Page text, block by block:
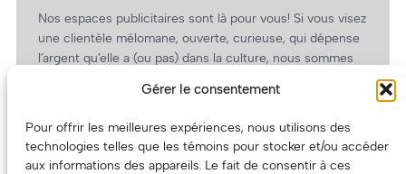
Gérer le consentement
Pour offrir les meilleures expériences, nous utilisons des
technologies telles que les témoins pour stocker et/ou accéder
aux informations des appareils. Le fait de consentir à ces
Nos espaces publicitaires sont là pour vous! Si vous visez
une clientèle mélomane, ouverte, curieuse, qui dépense
l’argent qu’elle a (ou pas) dans la culture, nous sommes
revient.
(Oui, on va avoir des tarifs spéciaux pour vous, les